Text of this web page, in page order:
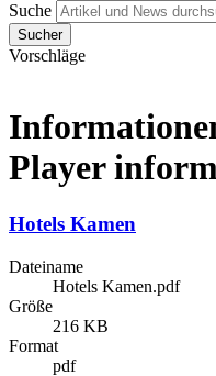
Suche
Sucher
Vorschläge
Player
Hotels Kamen
Dateiname
Hotels Kamen.pdf
Größe
216 KB
Format
pdf